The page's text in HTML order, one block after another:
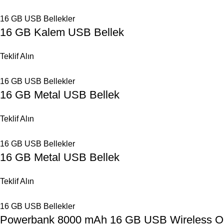
16 GB USB Bellekler
16 GB Kalem USB Bellek
Teklif Alın
16 GB USB Bellekler
16 GB Metal USB Bellek
Teklif Alın
16 GB USB Bellekler
16 GB Metal USB Bellek
Teklif Alın
16 GB USB Bellekler
Powerbank 8000 mAh 16 GB USB Wireless